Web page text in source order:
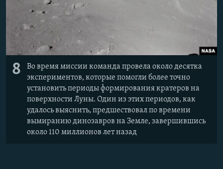
8
Во время миссии команда провела около десятка
экспериментов, которые помогли более точно
установить периоды формирования кратеров на
поверхности Луны. Один из этих периодов, как
удалось выяснить, предшествовал по времени
вымиранию динозавров на Земле, завершившись
около 110 миллионов лет назад